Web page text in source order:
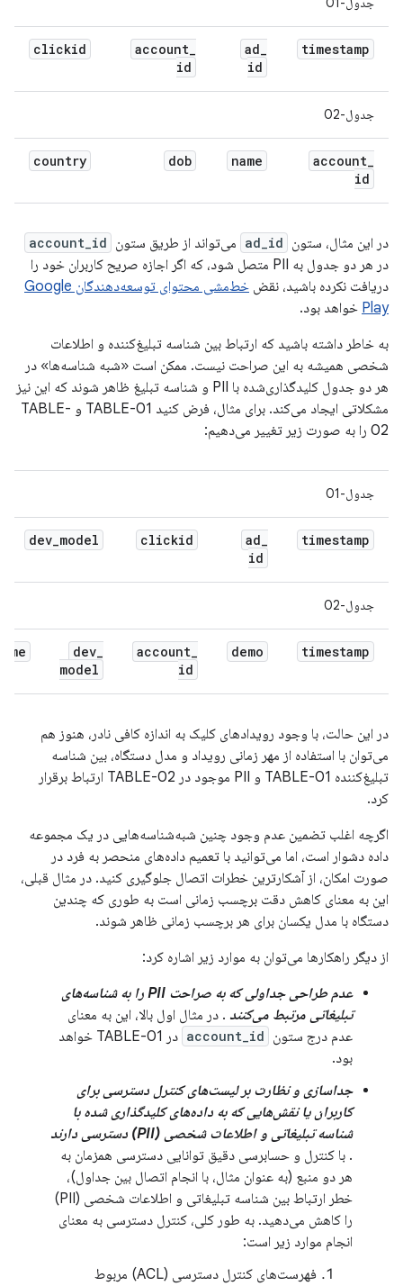
timestamp
ad_
id
account_
id
clickid
جدول-02
account_
id
name
dob
country
در این مثال، ستون ad_id می‌تواند از طریق ستون account_id
در هر دو جدول به PII متصل شود، که اگر اجازه صریح کاربران خود را
دریافت نکرده باشید، نقض
خط‌مشی محتوای توسعه‌دهندگان Google
Play خواهد بود.
به خاطر داشته باشید که ارتباط بین شناسه تبلیغ‌کننده و اطلاعات
شخصی همیشه به این صراحت نیست. ممکن است «شبه شناسه‌ها» در
هر دو جدول کلیدگذاری‌شده با PII و شناسه تبلیغ ظاهر شوند که این نیز
مشکلاتی ایجاد می‌کند. برای مثال، فرض کنید TABLE-01 و TABLE-
02 را به صورت زیر تغییر می‌دهیم:
جدول-01
timestamp
ad_
id
clickid
dev_model
جدول-02
timestamp
demo
account_
id
dev_
model
در این حالت، با وجود رویدادهای کلیک به اندازه کافی نادر، هنوز هم
می‌توان با استفاده از مهر زمانی رویداد و مدل دستگاه، بین شناسه
تبلیغ‌کننده TABLE-01 و PII موجود در TABLE-02 ارتباط برقرار
کرد.
اگرچه اغلب تضمین عدم وجود چنین شبه‌شناسه‌هایی در یک مجموعه
داده دشوار است، اما می‌توانید با تعمیم داده‌های منحصر به فرد در
صورت امکان، از آشکارترین خطرات اتصال جلوگیری کنید. در مثال قبلی،
این به معنای کاهش دقت برچسب زمانی است به طوری که چندین
دستگاه با مدل یکسان برای هر برچسب زمانی ظاهر شوند.
از دیگر راهکارها می‌توان به موارد زیر اشاره کرد:
عدم طراحی جداولی که به صراحت PII را به شناسه‌های
تبلیغاتی مرتبط می‌کنند . در مثال اول بالا، این به معنای
عدم درج ستون account_id
در TABLE-01 خواهد
بود.
جداسازی و نظارت بر لیست‌های کنترل دسترسی برای
کاربران یا نقش‌هایی که به داده‌های کلیدگذاری شده با
شناسه تبلیغاتی و اطلاعات شخصی (PII) دسترسی دارند
. با کنترل و حسابرسی دقیق توانایی دسترسی همزمان به
هر دو منبع (به عنوان مثال، با انجام اتصال بین جداول)،
خطر ارتباط بین شناسه تبلیغاتی و اطلاعات شخصی (PII)
را کاهش می‌دهید. به طور کلی، کنترل دسترسی به معنای
انجام موارد زیر است:
فهرست‌های کنترل دسترسی (ACL) مربوط